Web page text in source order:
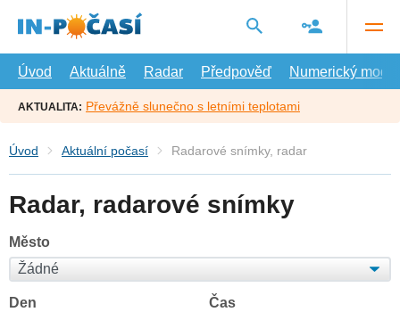
hlavní
Úvod
Aktuálně Radar Předpověď Numerický model
AKTUALITA: Převážně slunečno s letními teplotami
Úvod Aktuální počasí Radarové snímky, radar
Radar, radarové snímky
Město
Den Čas